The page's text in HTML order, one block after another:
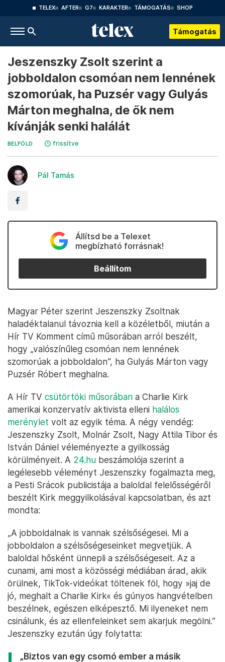
TELEX AFTER G7 KARAKTER TÁMOGATÁS SHOP
Támogatás
Jeszenszky Zsolt szerint a
jobboldalon csomóan nem lennének
szomorúak, ha Puzsér vagy Gulyás
Márton meghalna, de ők nem
kívánják senki halálát
BELFÖLD frissítve
Pál Tamás
Állítsd be a Telexet
megbízható forrásnak!
Beállítom
Magyar Péter szerint Jeszenszky Zsoltnak
haladéktalanul távoznia kell a közéletből, miután a
Hír TV Komment című műsorában arról beszélt,
hogy „valószínűleg csomóan nem lennének
szomorúak a jobboldalon”, ha Gulyás Márton vagy
Puzsér Róbert meghalna.
A Hír TV csütörtöki műsorában a Charlie Kirk
amerikai konzervatív aktivista elleni halálos
merénylet volt az egyik téma. A négy vendég:
Jeszenszky Zsolt, Molnár Zsolt, Nagy Attila Tibor és
István Dániel véleményezte a gyilkosság
körülményeit. A 24.hu beszámolója szerint a
legélesebb véleményt Jeszenszky fogalmazta meg,
a Pesti Srácok publicistája a baloldal felelősségéről
beszélt Kirk meggyilkolásával kapcsolatban, és azt
mondta:
„A jobboldalnak is vannak szélsőségesei. Mi a
jobboldalon a szélsőségeseinket megvetjük. A
baloldal hősként ünnepli a szélsőségeseit. Az a
cunami, ami most a közösségi médiában árad, akik
örülnek, TikTok-videókat töltenek föl, hogy »jaj de
jó, meghalt a Charlie Kirk« és gúnyos hangvételben
beszélnek, egészen elképesztő. Mi ilyeneket nem
csinálunk, és az ellenfeleinket sem akarjuk megölni.”
Jeszenszky ezután úgy folytatta:
„Biztos van egy csomó ember a másik